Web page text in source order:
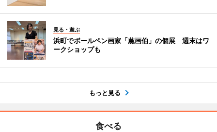
見る・遊ぶ
浜町でボールペン画家「薫画伯」の個展 週末はワ
ークショップも
もっと見る
食べる